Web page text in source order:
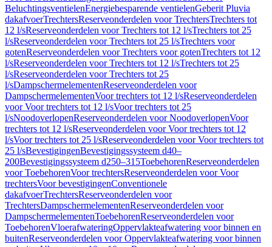
BeluchtingsventielenEnergiebesparende ventielenGeberit Pluvia
dakafvoerTrechtersReserveonderdelen voor TrechtersTrechters tot
12 l/sReserveonderdelen voor Trechters tot 12 l/sTrechters tot 25
l/sReserveonderdelen voor Trechters tot 25 l/sTrechters voor
gotenReserveonderdelen voor Trechters voor gotenTrechters tot 12
l/sReserveonderdelen voor Trechters tot 12 l/sTrechters tot 25
l/sReserveonderdelen voor Trechters tot 25
l/sDampschermelementenReserveonderdelen voor
DampschermelementenVoor trechters tot 12 l/sReserveonderdelen
voor Voor trechters tot 12 l/sVoor trechters tot 25
l/sNoodoverlopenReserveonderdelen voor NoodoverlopenVoor
trechters tot 12 l/sReserveonderdelen voor Voor trechters tot 12
l/sVoor trechters tot 25 l/sReserveonderdelen voor Voor trechters tot
25 l/sBevestigingenBevestigingssysteem d40–
200Bevestigingssysteem d250–315ToebehorenReserveonderdelen
voor ToebehorenVoor trechtersReserveonderdelen voor Voor
trechtersVoor bevestigingenConventionele
dakafvoerTrechtersReserveonderdelen voor
TrechtersDampschermelementenReserveonderdelen voor
DampschermelementenToebehorenReserveonderdelen voor
ToebehorenVloerafwateringOppervlakteafwatering voor binnen en
buitenReserveonderdelen voor Oppervlakteafwatering voor binnen